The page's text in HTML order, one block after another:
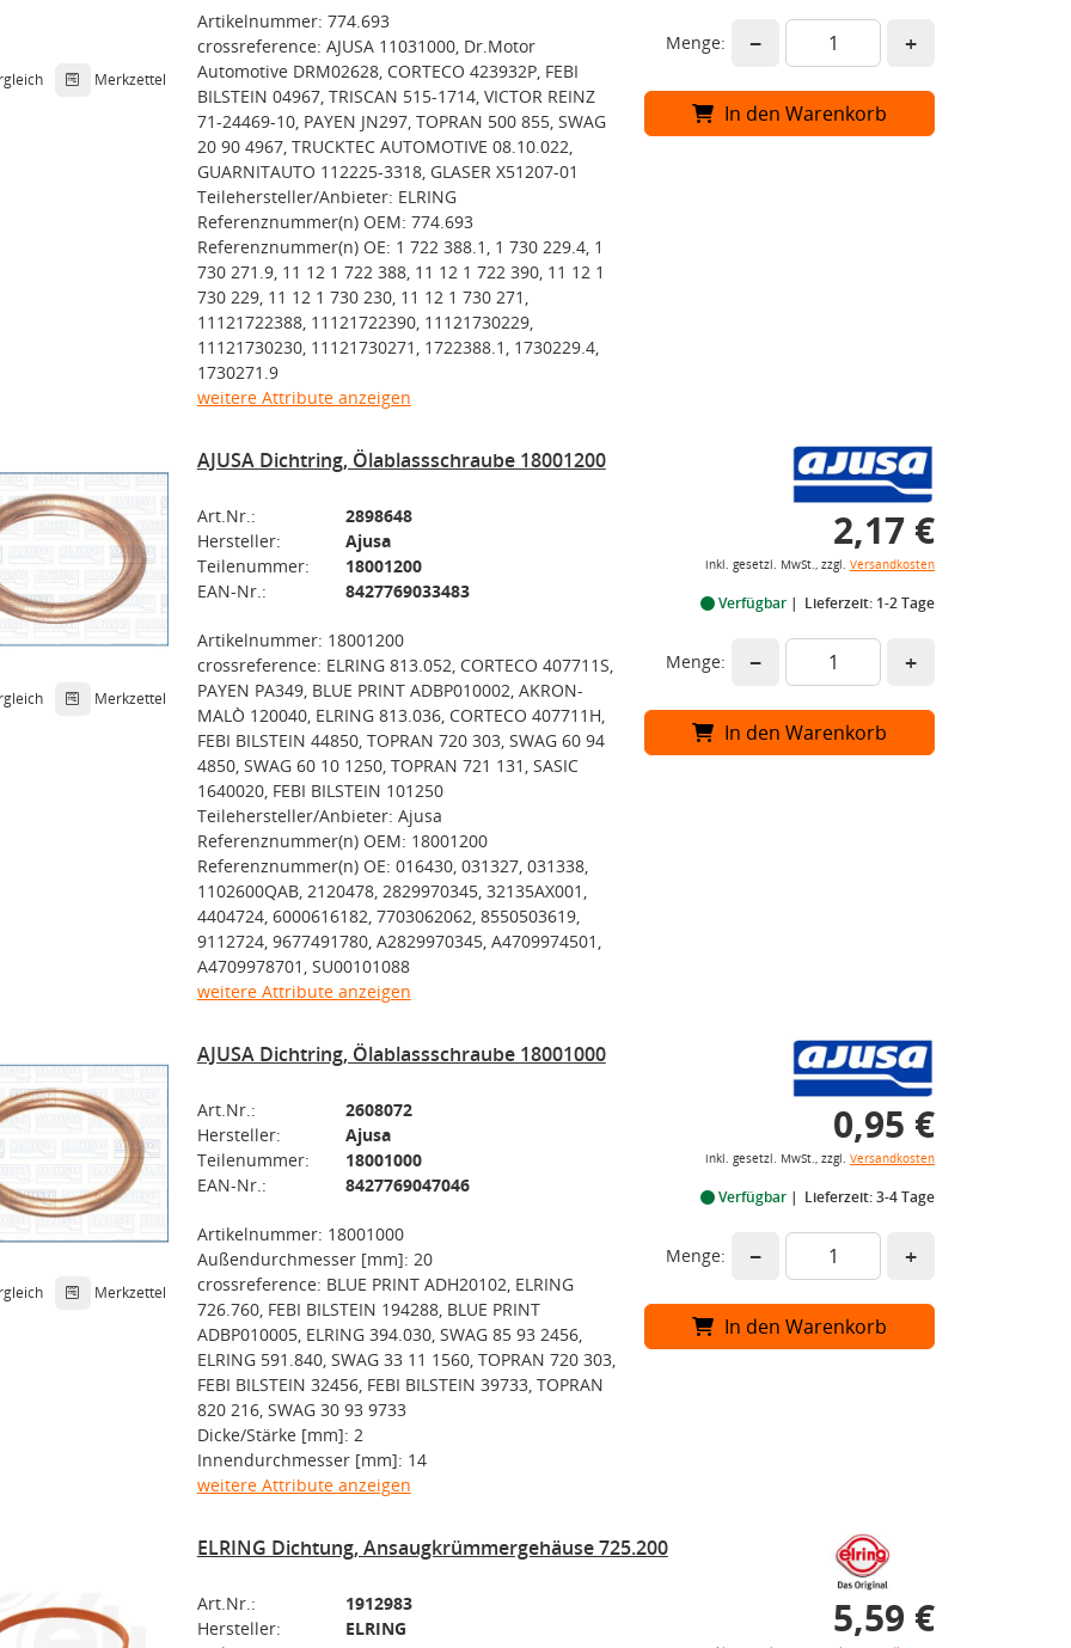
Merkzettel
Artikelnummer: 774.693
crossreference: AJUSA 11031000, Dr.Motor
Automotive DRM02628, CORTECO 423932P, FEBI
BILSTEIN 04967, TRISCAN 515-1714, VICTOR REINZ
71-24469-10, PAYEN JN297, TOPRAN 500 855, SWAG
20 90 4967, TRUCKTEC AUTOMOTIVE 08.10.022,
GUARNITAUTO 112225-3318, GLASER X51207-01
Teilehersteller/Anbieter: ELRING
Referenznummer(n) OEM: 774.693
Referenznummer(n) OE: 1 722 388.1, 1 730 229.4, 1
730 271.9, 11 12 1 722 388, 11 12 1 722 390, 11 12 1
730 229, 11 12 1 730 230, 11 12 1 730 271,
11121722388, 11121722390, 11121730229,
11121730230, 11121730271, 1722388.1, 1730229.4,
1730271.9
weitere Attribute anzeigen
Menge: − +
In den Warenkorb
Merkzettel
AJUSA Dichtring, Ölablassschraube 18001200
Art.Nr.:
2898648
Hersteller:
Ajusa
Teilenummer:
18001200
EAN-Nr.:
8427769033483
Artikelnummer: 18001200
crossreference: ELRING 813.052, CORTECO 407711S,
PAYEN PA349, BLUE PRINT ADBP010002, AKRON-
MALÒ 120040, ELRING 813.036, CORTECO 407711H,
FEBI BILSTEIN 44850, TOPRAN 720 303, SWAG 60 94
4850, SWAG 60 10 1250, TOPRAN 721 131, SASIC
1640020, FEBI BILSTEIN 101250
Teilehersteller/Anbieter: Ajusa
Referenznummer(n) OEM: 18001200
Referenznummer(n) OE: 016430, 031327, 031338,
1102600QAB, 2120478, 2829970345, 32135AX001,
4404724, 6000616182, 7703062062, 8550503619,
9112724, 9677491780, A2829970345, A4709974501,
A4709978701, SU00101088
weitere Attribute anzeigen
2,17 €
inkl. gesetzl. MwSt., zzgl. Versandkosten
Verfügbar Lieferzeit: 1-2 Tage
Menge: − +
In den Warenkorb
Merkzettel
AJUSA Dichtring, Ölablassschraube 18001000
Art.Nr.:
2608072
Hersteller:
Ajusa
Teilenummer:
18001000
EAN-Nr.:
8427769047046
Artikelnummer: 18001000
Außendurchmesser [mm]: 20
crossreference: BLUE PRINT ADH20102, ELRING
726.760, FEBI BILSTEIN 194288, BLUE PRINT
ADBP010005, ELRING 394.030, SWAG 85 93 2456,
ELRING 591.840, SWAG 33 11 1560, TOPRAN 720 303,
FEBI BILSTEIN 32456, FEBI BILSTEIN 39733, TOPRAN
820 216, SWAG 30 93 9733
Dicke/Stärke [mm]: 2
Innendurchmesser [mm]: 14
weitere Attribute anzeigen
0,95 €
inkl. gesetzl. MwSt., zzgl. Versandkosten
Verfügbar Lieferzeit: 3-4 Tage
Menge: − +
In den Warenkorb
ELRING Dichtung, Ansaugkrümmergehäuse 725.200
Art.Nr.:
1912983
Hersteller:
ELRING
5,59 €